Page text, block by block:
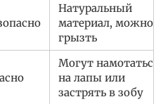
Натуральный
материал, можно
грызть
Могут намотаться
на лапы или
застрять в зобу